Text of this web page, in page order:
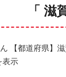
「
【都道府県】
示